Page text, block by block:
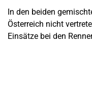
In den beiden
Österreich nicht
Einsätze bei den